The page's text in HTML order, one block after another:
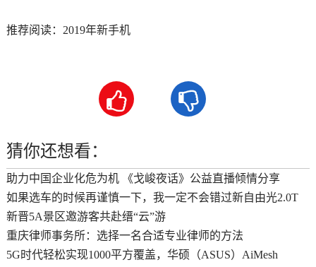
推荐阅读： 2019年新手机
 
猜你还想看：
助力中国企业化危为机 《戈峻夜话》公益直播倾情分享
如果选车的时候再谨慎一下，我一定不会错过新自由光2.0T
新晋5A景区邀游客共赴缙“云”游
重庆律师事务所：选择一名合适专业律师的方法
5G时代轻松实现1000平方覆盖，华硕（ASUS）AiMesh